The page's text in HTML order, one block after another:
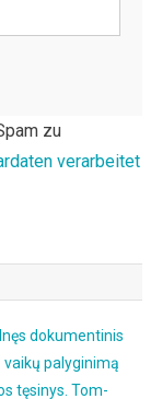
zu
verarbeitet
dokumentinis
palyginimą
tęsinys. Tom-